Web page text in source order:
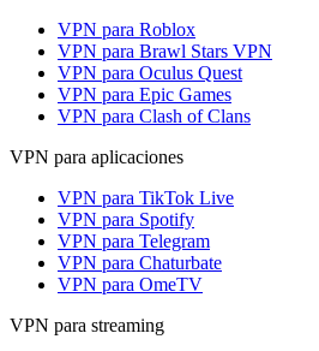
VPN para Roblox
VPN para Brawl Stars VPN
VPN para Oculus Quest
VPN para Epic Games
VPN para Clash of Clans
VPN para aplicaciones
VPN para TikTok Live
VPN para Spotify
VPN para Telegram
VPN para Chaturbate
VPN para OmeTV
VPN para streaming